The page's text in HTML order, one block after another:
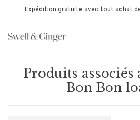
Expédition gratuite avec tout achat
Produits associés
Bon Bon